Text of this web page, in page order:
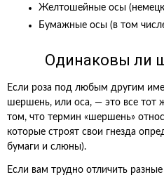
Желтошейные осы
Бумажные осы (в том
Одинаковы ли
Если роза под любым другим
шершень, или оса, — это все тот
том, что термин «шершень»
которые строят свои гнезда
бумаги и слюны).
Если вам трудно отличить